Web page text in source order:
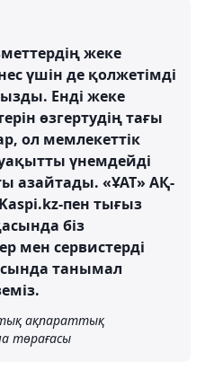
жеке
үшін де қолжетімді
Енді жеке
өзгертудің тағы
ол мемлекеттік
үнемдейді
азайтады. «ҰАТ» АҚ-
пен тығыз
біз
мен сервистерді
танымал
ақпараттық
төрағасы